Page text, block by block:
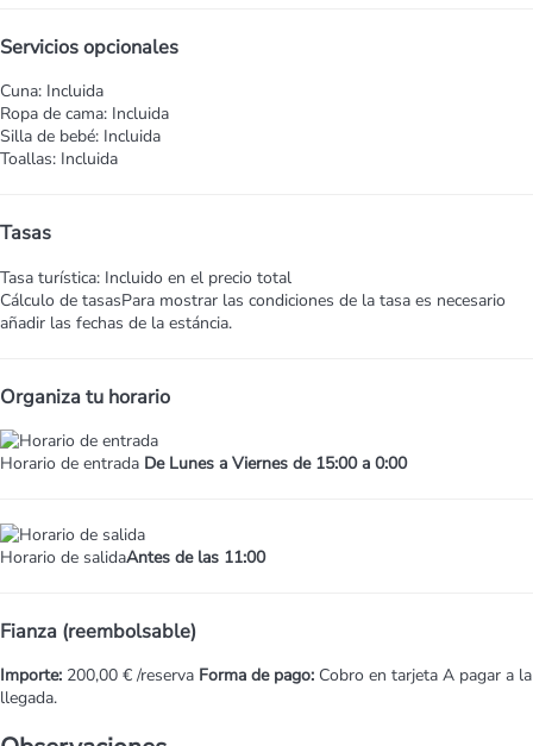
Servicios opcionales
Cuna: Incluida
Ropa de cama: Incluida
Silla de bebé: Incluida
Toallas: Incluida
Tasas
Tasa turística: Incluido en el precio total
Cálculo de tasasPara mostrar las condiciones de la tasa es necesario
añadir las fechas de la estáncia.
Organiza tu horario
Horario de entrada De Lunes a Viernes de 15:00 a 0:00
Horario de salidaAntes de las 11:00
Fianza (reembolsable)
Importe: 200,00 € /reserva Forma de pago: Cobro en tarjeta A pagar a la
llegada.